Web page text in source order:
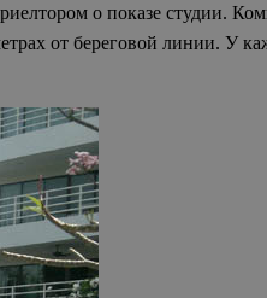
о показе студии.
от береговой линии. У